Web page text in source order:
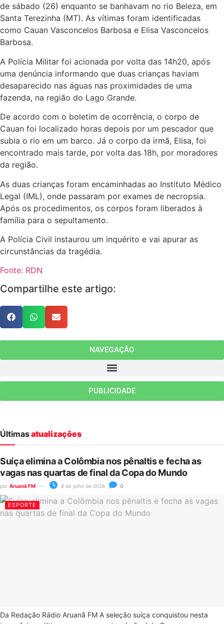
de sábado (26) enquanto se banhavam no rio Beleza, em
Santa Terezinha (MT). As vítimas foram identificadas
como Cauan Vasconcelos Barbosa e Elisa Vasconcelos
Barbosa.
A Polícia Militar foi acionada por volta das 14h20, após
uma denúncia informando que duas crianças haviam
desaparecido nas águas nas proximidades de uma
fazenda, na região do Lago Grande.
De acordo com o boletim de ocorrência, o corpo de
Cauan foi localizado horas depois por um pescador que
subia o rio em um barco. Já o corpo da irmã, Elisa, foi
encontrado mais tarde, por volta das 18h, por moradores
da região.
As duas crianças foram encaminhadas ao Instituto Médico
Legal (IML), onde passaram por exames de necropsia.
Após os procedimentos, os corpos foram liberados à
família para o sepultamento.
A Polícia Civil instaurou um inquérito e vai apurar as
circunstâncias da tragédia.
Fonte: RDN
Compartilhe este artigo:
NAVEGAÇÃO
PUBLICIDADE
Últimasatualizações
Suíça elimina a Colômbia nos pênaltis e fecha as
vagas nas quartas de final da Copa do Mundo
por Aruanã FM 8 de julho de 2026 0
ESPORTE
Da Redação Rádio Aruanã FM A seleção suíça conquistou nesta